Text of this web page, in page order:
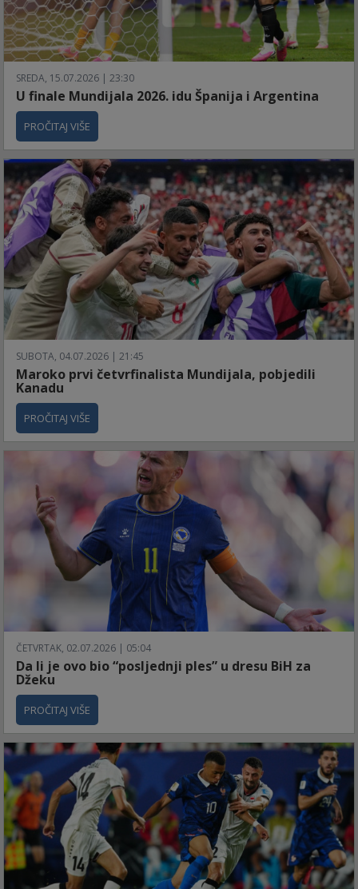
SREDA, 15.07.2026 | 23:30
U finale Mundijala 2026. idu Španija i Argentina
PROČITAJ VIŠE
SUBOTA, 04.07.2026 | 21:45
Maroko prvi četvrfinalista Mundijala, pobjedili
Kanadu
PROČITAJ VIŠE
ČETVRTAK, 02.07.2026 | 05:04
Da li je ovo bio “posljednji ples” u dresu BiH za
Džeku
PROČITAJ VIŠE